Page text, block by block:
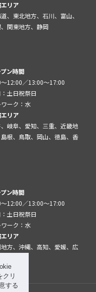
クリ
する
リア
、東北地方、石川、富山、
関東地方、静岡
ン時間
12:00／13:00～17:00
土日祝祭日
ーク：水
リア
岐阜、愛知、三重、近畿地
根、鳥取、岡山、徳島、香
ン時間
12:00／13:00～17:00
土日祝祭日
ーク：水
リア
方、沖縄、高知、愛媛、広